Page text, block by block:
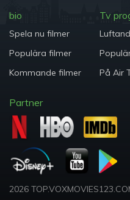
bio
Spela nu filmer
Populära filmer
Kommande filmer
Tv
På Air
Partner
2026